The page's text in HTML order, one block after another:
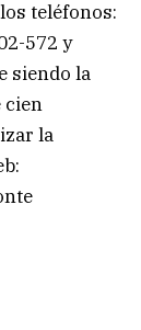
teléfonos:
572 y
siendo la
cien
la